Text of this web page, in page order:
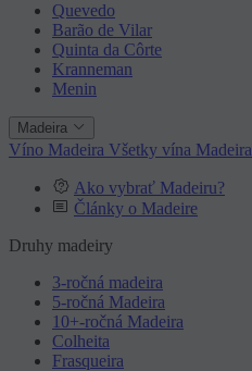
Quevedo
Barão de Vilar
Quinta da Côrte
Kranneman
Menin
Madeira
Víno Madeira Všetky vína Madeira
Ako vybrať Madeiru?
Články o Madeire
Druhy madeiry
3-ročná madeira
5-ročná Madeira
10+-ročná Madeira
Colheita
Frasqueira